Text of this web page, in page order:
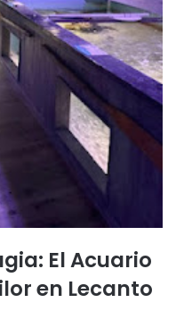
El Acuario
en Lecanto